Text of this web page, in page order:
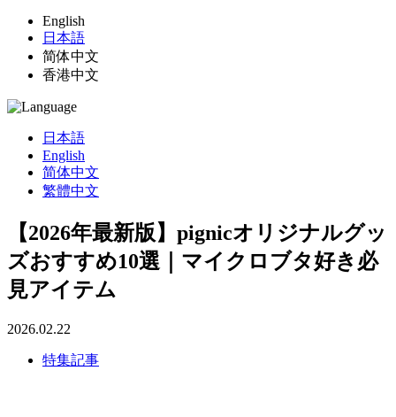
English
日本語
简体中文
香港中文
日本語
English
简体中文
繁體中文
【2026年最新版】pignicオリジナルグッ
ズおすすめ10選｜マイクロブタ好き必
見アイテム
2026.02.22
特集記事